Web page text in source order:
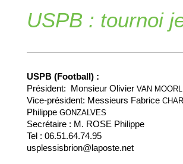
USPB : tournoi
USPB (Football) :
Président:
Monsieur Olivier VAN
Vice-président: Messieurs Fabrice
Philippe GONZALVES
Secrétaire : M. ROSE Philippe
Tel : 06.51.64.74.95
usplessisbrion@laposte.net